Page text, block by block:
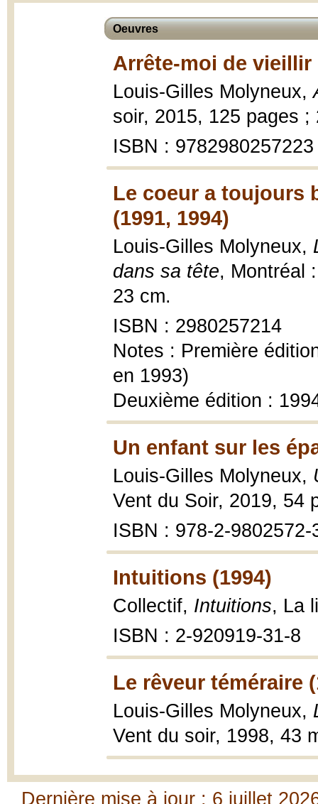
Oeuvres
Arrête-moi de vieillir
Louis-Gilles Molyneux,
soir, 2015, 125 pages ;
ISBN : 9782980257223
Le coeur a toujours
(1991, 1994)
Louis-Gilles Molyneux,
dans sa tête, Montréal
23 cm.
ISBN : 2980257214
Notes : Première
en 1993)
Deuxième édition :
Un enfant sur les
Louis-Gilles Molyneux,
Vent du Soir, 2019, 54
ISBN : 978-2-9802572-
Intuitions (1994)
Collectif, Intuitions, La
ISBN : 2-920919-31-8
Le rêveur téméraire
Louis-Gilles Molyneux,
Vent du soir, 1998, 43
Dernière mise à jour : 6 juillet